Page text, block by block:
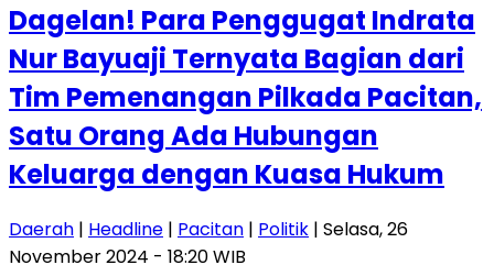
Dagelan! Para Penggugat Indrata
Nur Bayuaji Ternyata Bagian dari
Tim Pemenangan Pilkada Pacitan,
Satu Orang Ada Hubungan
Keluarga dengan Kuasa Hukum
Daerah | Headline | Pacitan | Politik | Selasa, 26
November 2024 - 18:20 WIB